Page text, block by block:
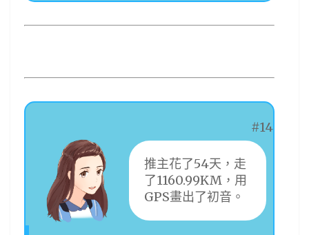
#14
推主花了54天，走
了1160.99KM，用
GPS畫出了初音。